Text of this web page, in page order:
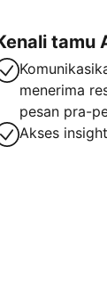
tamu
menerima
pesan pra-
Akses